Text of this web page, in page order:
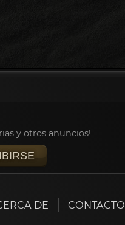
y otros anuncios!
DE CONTACTO